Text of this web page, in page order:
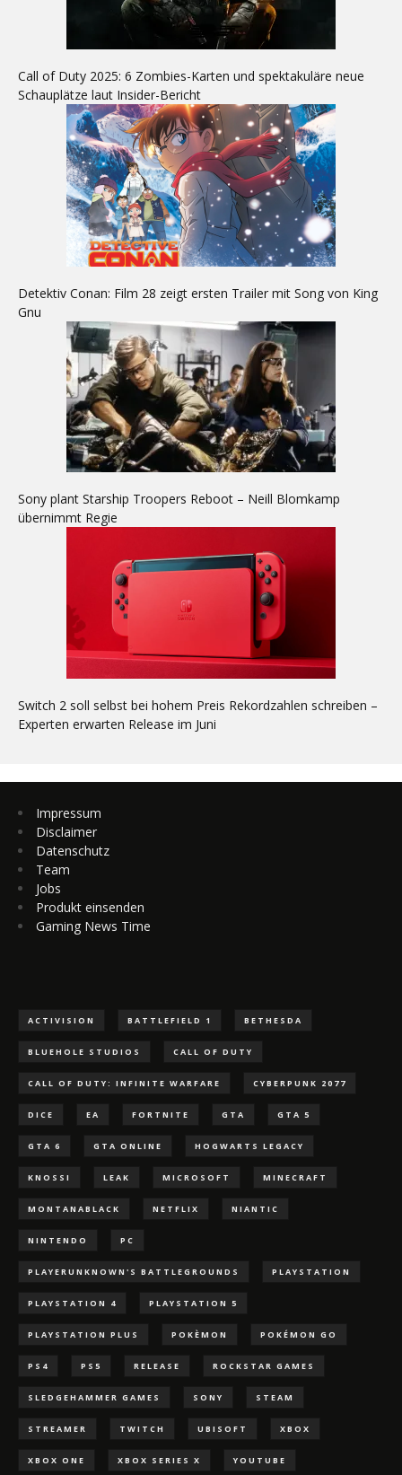
Call of Duty 2025: 6 Zombies-Karten und spektakuläre neue
Schauplätze laut Insider-Bericht
Detektiv Conan: Film 28 zeigt ersten Trailer mit Song von King
Gnu
Sony plant Starship Troopers Reboot – Neill Blomkamp
übernimmt Regie
Switch 2 soll selbst bei hohem Preis Rekordzahlen schreiben –
Experten erwarten Release im Juni
Impressum
Disclaimer
Datenschutz
Team
Jobs
Produkt einsenden
Gaming News Time
ACTIVISION BATTLEFIELD 1 BETHESDA
BLUEHOLE STUDIOS CALL OF DUTY
CALL OF DUTY: INFINITE WARFARE CYBERPUNK 2077
DICE EA FORTNITE GTA GTA 5
GTA 6 GTA ONLINE HOGWARTS LEGACY
KNOSSI LEAK MICROSOFT MINECRAFT
MONTANABLACK NETFLIX NIANTIC
NINTENDO PC
PLAYERUNKNOWN'S BATTLEGROUNDS PLAYSTATION
PLAYSTATION 4 PLAYSTATION 5
PLAYSTATION PLUS POKÈMON POKÉMON GO
PS4 PS5 RELEASE ROCKSTAR GAMES
SLEDGEHAMMER GAMES SONY STEAM
STREAMER TWITCH UBISOFT XBOX
XBOX ONE XBOX SERIES X YOUTUBE